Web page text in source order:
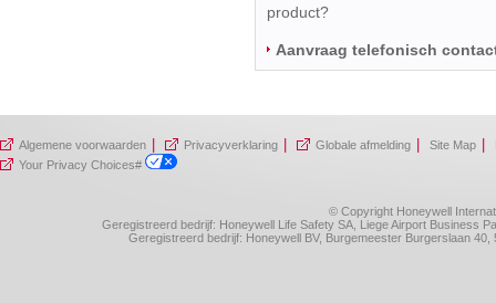
product?
Aanvraag telefonisch
Algemene voorwaarden Privacyverklaring Globale afmelding Site Map
Your Privacy Choices#
© Copyright Honeywell
Geregistreerd bedrijf: Honeywell Life Safety SA, Liege Airport Business
Geregistreerd bedrijf: Honeywell BV, Burgemeester Burgerslaan